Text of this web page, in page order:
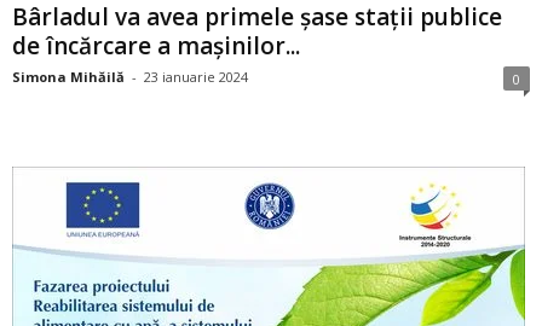
Bârladul va avea primele șase stații publice
de încărcare a mașinilor...
Simona Mihăilă - 23 ianuarie 2024 0